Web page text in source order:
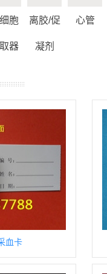
胞
器
离胶/促
凝剂
心管
血卡